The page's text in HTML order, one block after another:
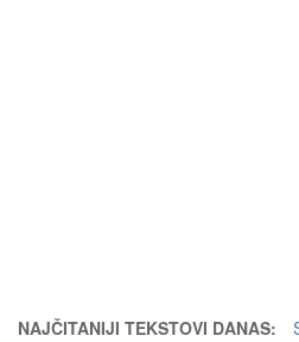
NAJČITANIJI TEKSTOVI DANAS: